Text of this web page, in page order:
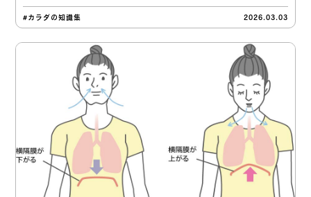
#カラダの知識集 2026.03.03